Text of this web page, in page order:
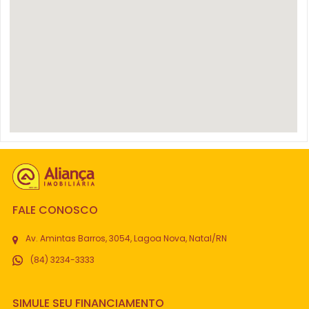
FALE CONOSCO
Av. Amintas Barros, 3054, Lagoa Nova, Natal/RN
(84) 3234-3333
SIMULE SEU FINANCIAMENTO